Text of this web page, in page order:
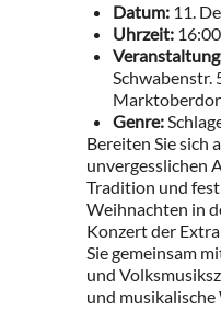
Datum: 11.
Uhrzeit:
Schwabenstr.
Genre:
Bereiten Sie sich
unvergesslichen
Tradition und
Weihnachten in
Konzert der
Sie gemeinsam
und
und